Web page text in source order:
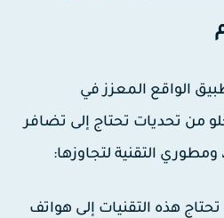
الواقع المعزز في
تحديات تحتاج إلى تضافر
التقنية لتجاوزها:
هذه التقنيات إلى هواتف